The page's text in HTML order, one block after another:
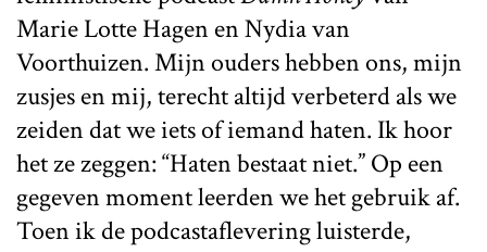
Marie Lotte Hagen en Nydia van
Voorthuizen. Mijn ouders hebben ons, mijn
zusjes en mij, terecht altijd verbeterd als we
zeiden dat we iets of iemand haten. Ik hoor
het ze zeggen: “Haten bestaat niet.” Op een
gegeven moment leerden we het gebruik af.
Toen ik de podcastaflevering luisterde,